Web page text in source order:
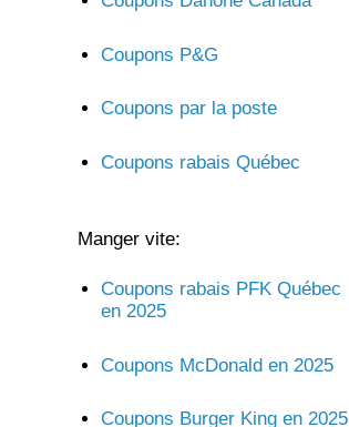
Coupons P&G
Coupons par la poste
Coupons rabais Québec
Manger vite:
Coupons rabais PFK Québec
en 2025
Coupons McDonald en 2025
Coupons Burger King en 2025